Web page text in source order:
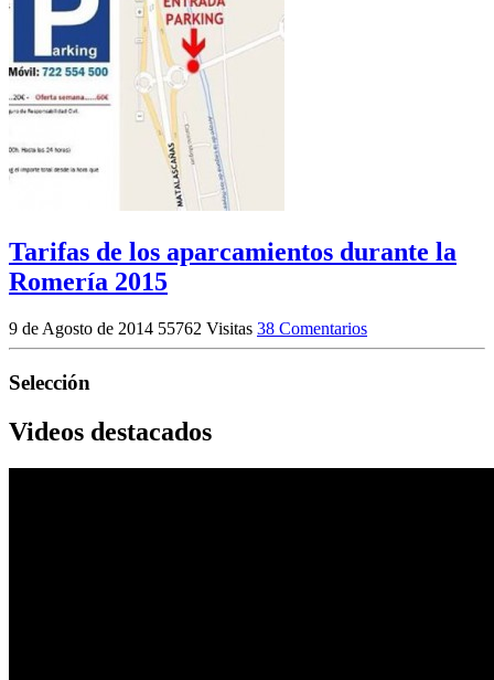
Tarifas de los aparcamientos durante la
Romería 2015
9 de Agosto de 2014 55762 Visitas 38 Comentarios
Selección
Videos destacados